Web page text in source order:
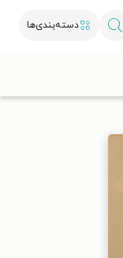
دسته‌بندی‌ها